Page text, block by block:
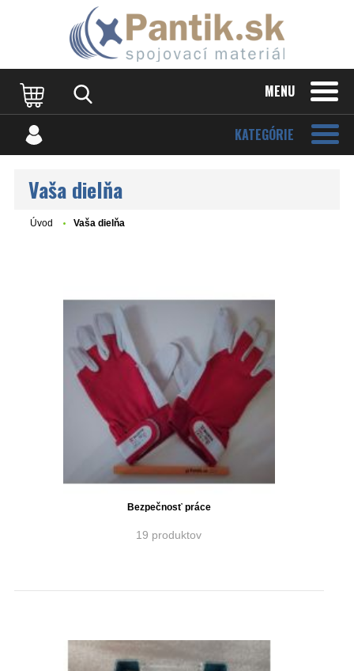
MENU
KATEGÓRIE
Vaša dielňa
Úvod Vaša dielňa
Bezpečnosť práce
19 produktov